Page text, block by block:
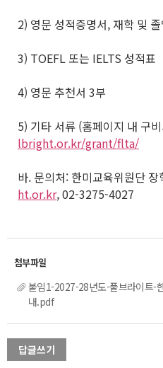
2) 영문 성적증명서, 재학 및
3) TOEFL 또는 IELTS 성적표
4) 영문 추천서 3부
5) 기타 서류 (홈페이지 내 구
lbright.or.kr/grant/flta/
바. 문의처: 한미교육위원단 장
ht.or.kr, 02-3275-4027
붙임1-2027-28년도-풀브라이트-
내.pdf
답글쓰기